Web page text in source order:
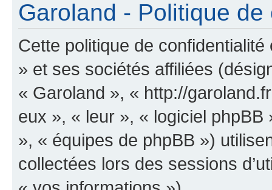
Garoland - Politique
Cette politique de
» et ses sociétés affiliées
« Garoland », « http://
eux », « leur », « logiciel
», « équipes de phpBB »)
collectées lors des sessions